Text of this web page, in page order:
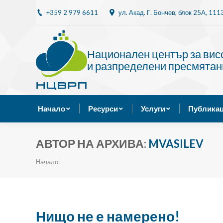
+359 2 979 6611 ул. Акад. Г. Бончев, блок 25A,
Национален център за
и разпределени
Начало Ресурси Услуги
АВТОР НА АРХИВА: MVASILEV
Ти си тук:
Начало
Нищо не е намерено!
Начало Ресурси